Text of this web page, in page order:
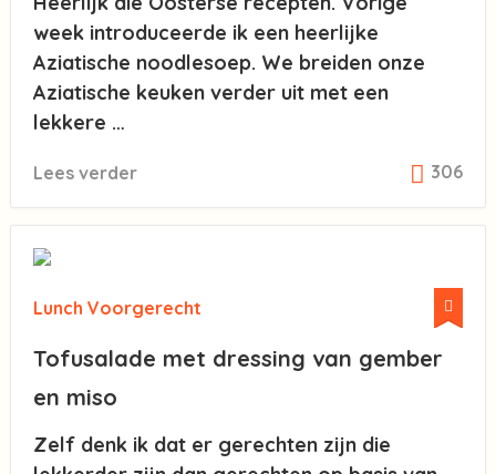
week introduceerde ik een heerlijke
Aziatische noodlesoep. We breiden onze
Aziatische keuken verder uit met een
lekkere …
Lees verder 306
Lunch Voorgerecht
Tofusalade met dressing van gember
en miso
Zelf denk ik dat er gerechten zijn die